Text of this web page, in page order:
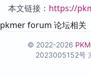
本文链接： https://
pkmer forum 论坛相关
© 2022-2026
2023005152号